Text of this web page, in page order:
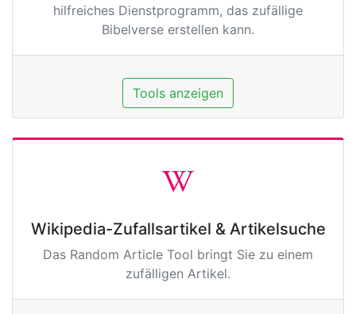
hilfreiches Dienstprogramm, das zufällige
Bibelverse erstellen kann.
Tools anzeigen
Wikipedia-Zufallsartikel & Artikelsuche
Das Random Article Tool bringt Sie zu einem
zufälligen Artikel.